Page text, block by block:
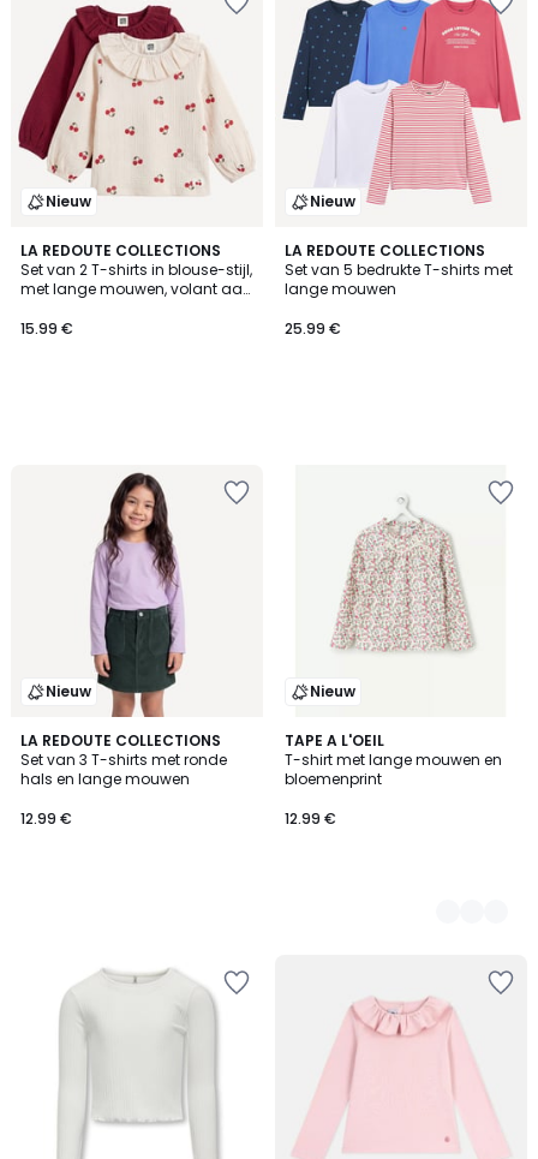
Nieuw
LA REDOUTE COLLECTIONS
Set van 2 T-shirts in blouse-stijl,
met lange mouwen, volant aan
15.99 €
Nieuw
LA REDOUTE COLLECTIONS
Set van 5 bedrukte T-shirts met
lange mouwen
25.99 €
Nieuw
LA REDOUTE COLLECTIONS
Set van 3 T-shirts met ronde
hals en lange mouwen
12.99 €
Nieuw
TAPE A L'OEIL
T-shirt met lange mouwen en
bloemenprint
12.99 €
2
Kleuren